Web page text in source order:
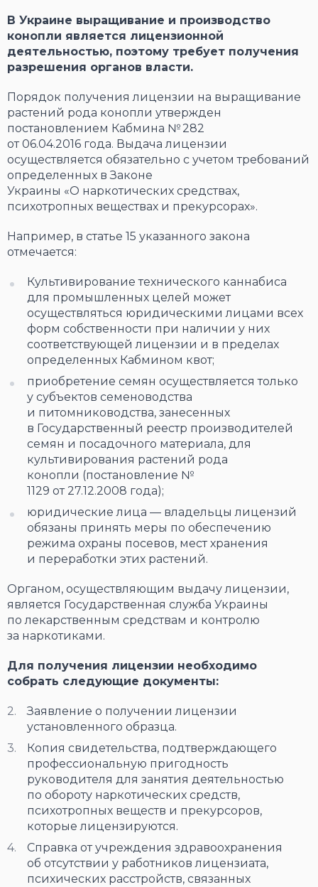
В Украине выращивание и производство
конопли является лицензионной
деятельностью, поэтому требует получения
разрешения органов власти.
Порядок получения лицензии на выращивание
растений рода конопли утвержден
постановлением Кабмина № 282
от 06.04.2016 года. Выдача лицензии
осуществляется обязательно с учетом требований
определенных в Законе
Украины «О наркотических средствах,
психотропных веществах и прекурсорах».
Например, в статье 15 указанного закона
отмечается:
Культивирование технического каннабиса
для промышленных целей может
осуществляться юридическими лицами всех
форм собственности при наличии у них
соответствующей лицензии и в пределах
определенных Кабмином квот;
приобретение семян осуществляется только
у субъектов семеноводства
и питомниководства, занесенных
в Государственный реестр производителей
семян и посадочного материала, для
культивирования растений рода
конопли (постановление №
1129 от 27.12.2008 года);
юридические лица — владельцы лицензий
обязаны принять меры по обеспечению
режима охраны посевов, мест хранения
и переработки этих растений.
Органом, осуществляющим выдачу лицензии,
является Государственная служба Украины
по лекарственным средствам и контролю
за наркотиками.
Для получения лицензии необходимо
собрать следующие документы:
Заявление о получении лицензии
установленного образца.
Копия свидетельства, подтверждающего
профессиональную пригодность
руководителя для занятия деятельностью
по обороту наркотических средств,
психотропных веществ и прекурсоров,
которые лицензируются.
Справка от учреждения здравоохранения
об отсутствии у работников лицензиата,
психических расстройств, связанных